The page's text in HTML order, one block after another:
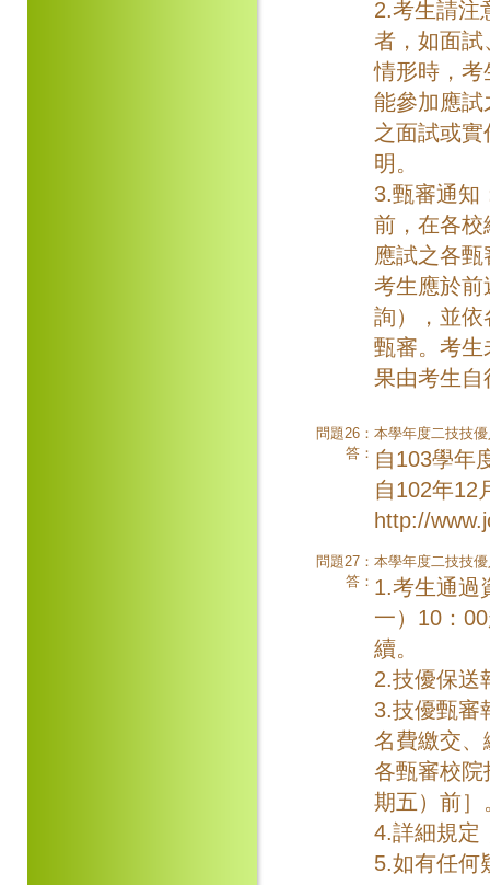
2.考生請注
者，如面試
情形時，考
能參加應試
之面試或
明。
3.甄審通知
前，在各校
應試之各
考生應於前
詢），並依
甄審。考生
果由考生自
問題26： 本學年度二技技
答： 自103學年
自102年12
http://
問題27： 本學年度二技技
答： 1.考生通過
一）10：
續。
2.技優保送
3.技優甄審
名費繳交、
各甄審校院
期五）前］
4.詳細規定
5.如有任何